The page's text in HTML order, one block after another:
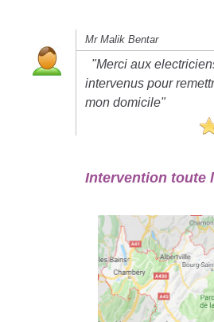
Mr Malik Bentar
"Merci aux
intervenus pour
mon domicile"
Intervention toute